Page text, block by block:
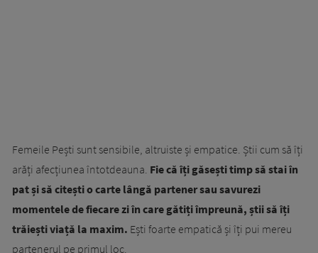
Femeile Pești sunt sensibile, altruiste și empatice. Știi cum să îți
arăți afecțiunea întotdeauna. Fie că îți găsești timp să stai în
pat și să citești o carte lângă partener sau savurezi
momentele de fiecare zi în care gătiți împreună, știi să îți
trăiești viață la maxim. Ești foarte empatică și îți pui mereu
partenerul pe primul loc.